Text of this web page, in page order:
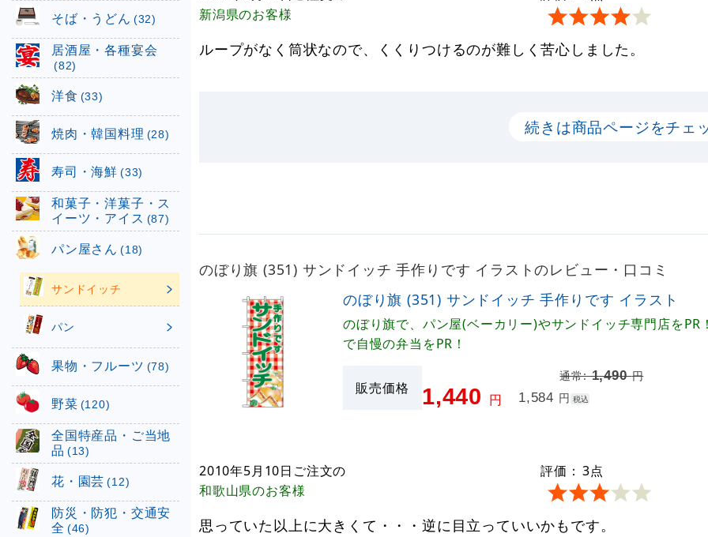
新潟県のお客様
ループがなく筒状なので、くくりつけるのが難しく苦心しました。
続きは商品ページをチェ
のぼり旗 (351) サンドイッチ 手作りです イラストのレビュー・口コミ
のぼり旗 (351) サンドイッチ 手作りです イラスト
のぼり旗で、パン屋(ベーカリー)やサンドイッチ専門店をPR
で自慢の弁当をPR！
販売価格
通常:1,490円
1,440 円 1,584 円 税込
2010年5月10日 ご注文の
和歌山県のお客様
評価： 3点
思っていた以上に大きくて・・・逆に目立っていいかもです。
そば・うどん (32)
居酒屋・各種宴会
(82)
洋食 (33)
焼肉・韓国料理 (28)
寿司・海鮮 (33)
和菓子・洋菓子・ス
イーツ・アイス (87)
パン屋さん (18)
サンドイッチ
パン
果物・フルーツ (78)
野菜 (120)
全国特産品・ご当地
品 (13)
花・園芸 (12)
防災・防犯・交通安
全 (46)